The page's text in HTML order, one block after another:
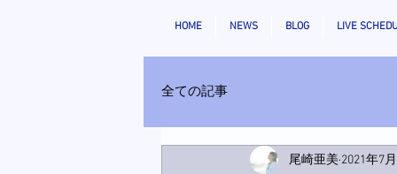
HOME NEWS BLOG LIVE
全ての記事
尾崎亜美 2021年7